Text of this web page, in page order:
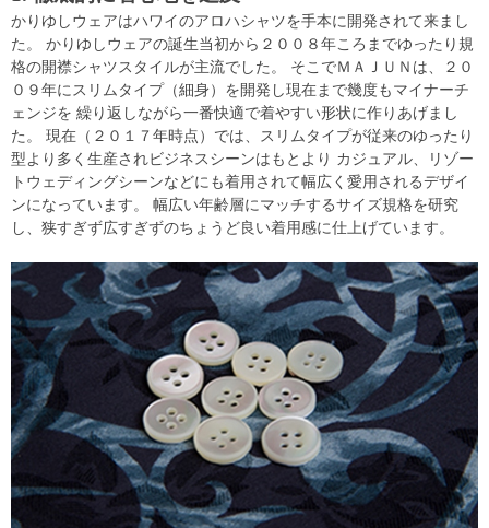
かりゆしウェアはハワイのアロハシャツを手本に開発されて来まし
た。 かりゆしウェアの誕生当初から２００８年ころまでゆったり規
格の開襟シャツスタイルが主流でした。 そこでＭＡＪＵＮは、２０
０９年にスリムタイプ（細身）を開発し現在まで幾度もマイナーチ
ェンジを 繰り返しながら一番快適で着やすい形状に作りあげまし
た。 現在（２０１７年時点）では、スリムタイプが従来のゆったり
型より多く生産されビジネスシーンはもとより カジュアル、リゾー
トウェディングシーンなどにも着用されて幅広く愛用されるデザイ
ンになっています。 幅広い年齢層にマッチするサイズ規格を研究
し、狭すぎず広すぎずのちょうど良い着用感に仕上げています。